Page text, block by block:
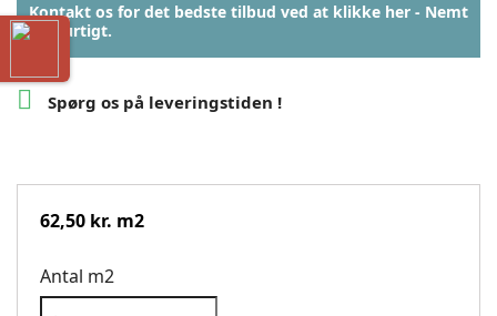
Kontakt os for det bedste tilbud ved at klikke her - Nemt
og hurtigt.
 Spørg os på leveringstiden !
62,50 kr. m2
Antal m2